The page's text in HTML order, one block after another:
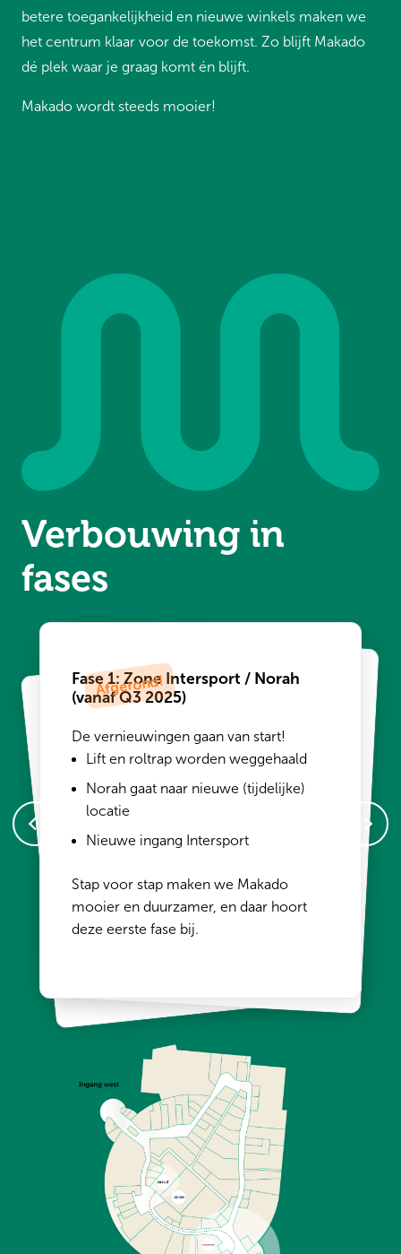
betere toegankelijkheid en nieuwe winkels maken we
het centrum klaar voor de toekomst. Zo blijft Makado
dé plek waar je graag komt én blijft.
Makado wordt steeds mooier!
Verbouwing in
fases
Fase 1: Zone Intersport / Norah
(vanaf Q3 2025)
De vernieuwingen gaan van start!
Lift en roltrap worden weggehaald
Norah gaat naar nieuwe (tijdelijke)
locatie
Nieuwe ingang Intersport
Stap voor stap maken we Makado
mooier en duurzamer, en daar hoort
deze eerste fase bij.
Fase 2: Entree Oost + Entree West
(vanaf Q1 2026)
De beideentrées wordenvolledig
vernieuwd en krijgen een moderne,
open uitstraling met veel daglicht.
Herontwikkeling entrees
Fase 3: Zone HEMA / KPN +
Parkeerterrein (vanaf Q2 2026)
Nieuwe toiletten op de begane grond
Aanpassingen in het hart van het
Vergroening parkeerplaats
Installatie laadpalen
Nieuwe fietsenstallingen